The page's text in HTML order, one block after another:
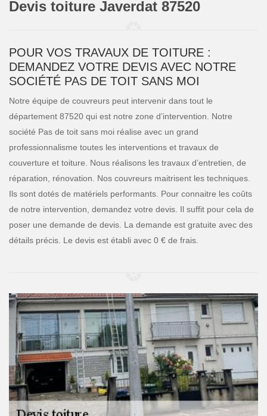
Devis toiture Javerdat 87520
POUR VOS TRAVAUX DE TOITURE :
DEMANDEZ VOTRE DEVIS AVEC NOTRE
SOCIÉTÉ PAS DE TOIT SANS MOI
Notre équipe de couvreurs peut intervenir dans tout le
département 87520 qui est notre zone d’intervention. Notre
société Pas de toit sans moi réalise avec un grand
professionnalisme toutes les interventions et travaux de
couverture et toiture. Nous réalisons les travaux d’entretien, de
réparation, rénovation. Nos couvreurs maitrisent les techniques.
Ils sont dotés de matériels performants. Pour connaitre les coûts
de notre intervention, demandez votre devis. Il suffit pour cela de
poser une demande de devis. La demande est gratuite avec des
détails précis. Le devis est établi avec 0 € de frais.